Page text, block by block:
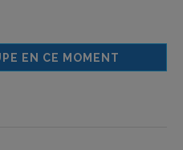
EN CE MOMENT